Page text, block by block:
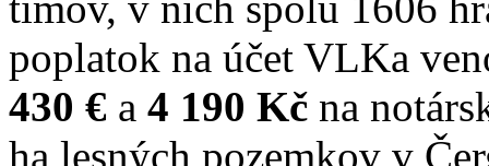
poplatok na účet VLKa
430 € a 4 190 Kč na
ha lesných pozemkov v